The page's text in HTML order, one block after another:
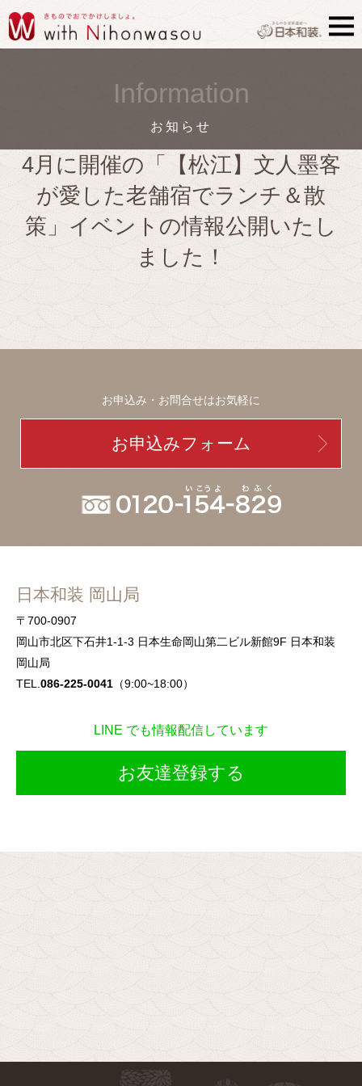
Information
お知らせ
4月に開催の「【松江】文人墨客
が愛した老舗宿でランチ＆散
策」イベントの情報公開いたし
ました！
お申込み・お問合せはお気軽に
お申込みフォーム
日本和装 岡山局
〒700-0907
岡山市北区下石井1-1-3 日本生命岡山第二ビル新館9F 日本和装
岡山局
TEL. 086-225-0041 （9:00~18:00）
LINE でも情報配信しています
お友達登録する